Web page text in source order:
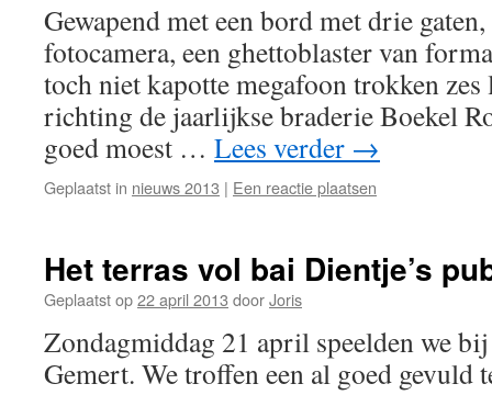
Gewapend met een bord met drie
fotocamera, een ghettoblaster van
toch niet kapotte megafoon trokken zes
richting de jaarlijkse braderie Boekel
goed moest … Lees verder →
Geplaatst in nieuws 2013 | Een reactie plaatsen
Het terras vol bai Dientje’s
Geplaatst op22 april 2013 doorJoris
Zondagmiddag 21 april speelden we
Gemert. We troffen een al goed gevuld